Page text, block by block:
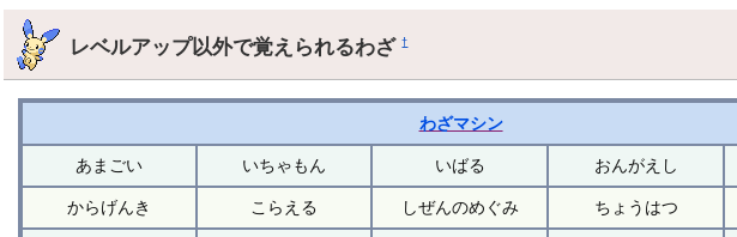
レベルアップ以外で覚えられるわざ†
わざマシン
あまごい いちゃもん いばる おんがえし
からげんき こらえる しぜんのめぐみ ちょうはつ